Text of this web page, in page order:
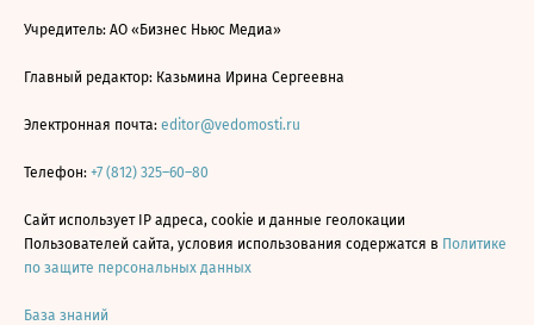
Учредитель: АО «Бизнес Ньюс Медиа»
Главный редактор: Казьмина Ирина Сергеевна
Электронная почта: editor@vedomosti.ru
Телефон: +7 (812) 325–60–80
Сайт использует IP адреса, cookie и данные геолокации
Пользователей сайта, условия использования содержатся в Политике
по защите персональных данных
База знаний